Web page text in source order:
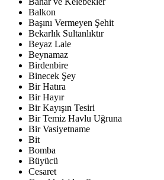
Balkon
Başını Vermeyen Şehit
Bekarlık Sultanlıktır
Beyaz Lale
Beynamaz
Birdenbire
Binecek Şey
Bir Hatıra
Bir Hayır
Bir Kayışın Tesiri
Bir Temiz Havlu Uğruna
Bir Vasiyetname
Bit
Bomba
Büyücü
Cesaret